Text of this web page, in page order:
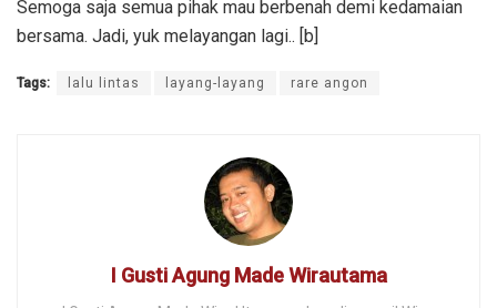
Semoga saja semua pihak mau berbenah demi kedamaian
bersama. Jadi, yuk melayangan lagi.. [b]
Tags: lalu lintas layang-layang rare angon
I Gusti Agung Made Wirautama